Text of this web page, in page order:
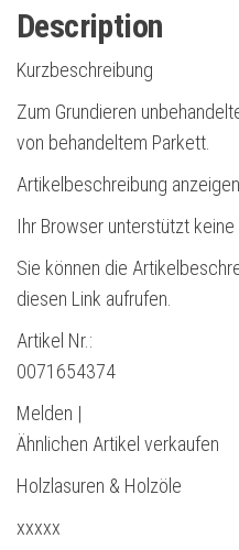
Description
Kurzbeschreibung
Zum Grundieren
von behandeltem Parkett.
Artikelbeschreibung anzeigen
Ihr Browser unterstützt keine
Sie können die
diesen Link aufrufen.
Artikel Nr.:
0071654374
Melden |
Ähnlichen Artikel verkaufen
Holzlasuren & Holzöle
xxxxx